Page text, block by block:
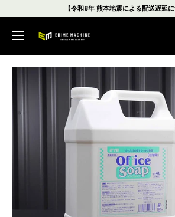
ン
【令和8年 熊本地震による配送遅延に
エ
マ